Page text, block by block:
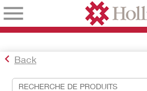
Back
Outils de recherche